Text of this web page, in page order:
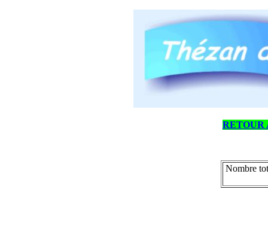
RETOUR
Nombre